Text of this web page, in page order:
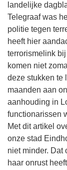
landelijke
Telegraaf was
politie tegen
heeft hier
terrorismelink
komen niet
deze stukken te
maanden aan
aanhouding in
functionarissen
Met dit artikel
onze stad
niet minder. Dat
haar onrust